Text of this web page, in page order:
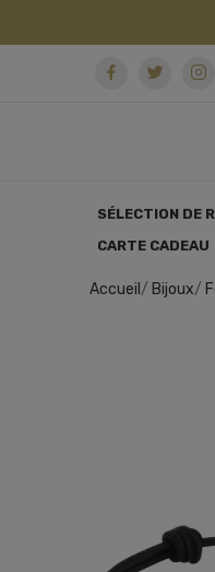
SÉLECTION DE
CARTE CADEAU
Accueil Bijoux